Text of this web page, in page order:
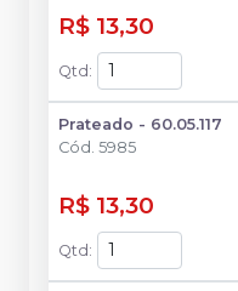
R$ 13,30
Qtd :
Prateado - 60.05.117
Cód. 5985
R$ 13,30
Qtd :